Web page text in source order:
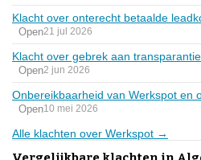
Klacht over onterecht betaalde
Open21 jul 2026
Klacht over gebrek aan
Open2 jun 2026
Onbereikbaarheid van Werkspot en
Open10 mei 2026
Alle klachten over Werkspot →